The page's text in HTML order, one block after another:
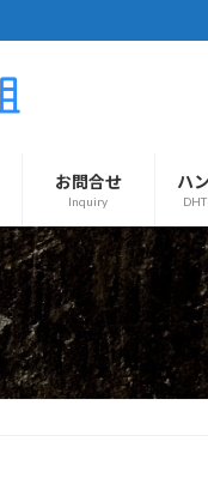
お問合せ
Inquiry
ハ